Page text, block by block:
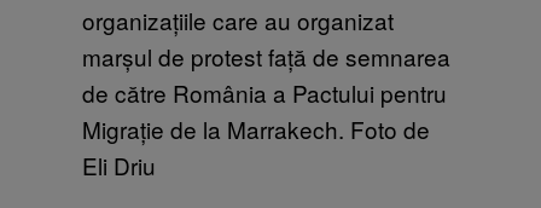
organizațiile care au organizat
marșul de protest față de semnarea
de către România a Pactului pentru
Migrație de la Marrakech. Foto de
Eli Driu